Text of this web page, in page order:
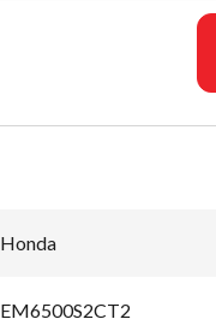
Honda
EM6500S2CT2